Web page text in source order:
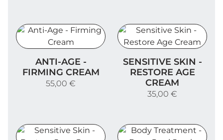
ANTI-AGE -
FIRMING CREAM
55,00 €
SENSITIVE SKIN -
RESTORE AGE
CREAM
35,00 €